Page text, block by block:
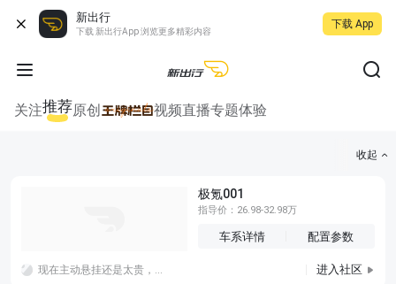
新出行
下载 新出行App 浏览更多精彩内容
下载 App
关注推荐原创 视频直播专题体验
收起
极氪001
指导价：26.98-32.98万
车系详情 配置参数
现在主动悬挂还是太贵，等到国产价格完全下来可以考虑，这东西舒适性肯定更好 进入社区